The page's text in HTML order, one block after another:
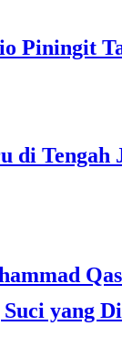
Piningit
di Tengah
Suci yang